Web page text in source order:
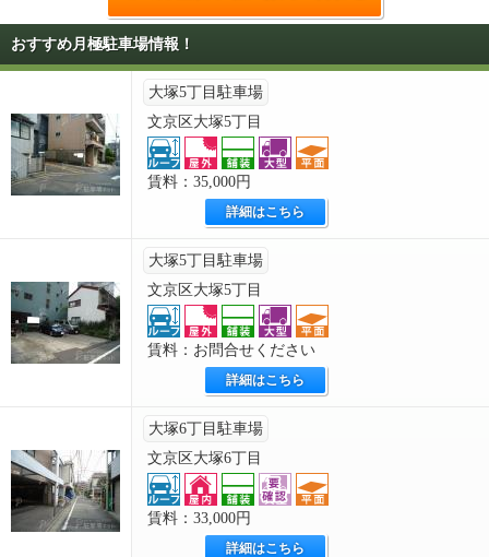
おすすめ月極駐車場情報！
大塚5丁目駐車場
文京区大塚5丁目
賃料：35,000円
詳細はこちら
大塚5丁目駐車場
文京区大塚5丁目
賃料：お問合せください
詳細はこちら
大塚6丁目駐車場
文京区大塚6丁目
賃料：33,000円
詳細はこちら